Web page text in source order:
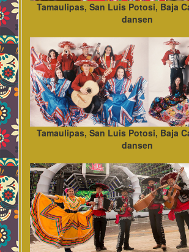
Tamaulipas, San Luis Potosi, Baja
dansen
Tamaulipas, San Luis Potosi, Baja
dansen